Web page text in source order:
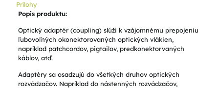
Prílohy
Popis produktu:
Optický adaptér (coupling) slúži k vzájomnému prepojeniu
ľubovoľných okonektorovaných optických vlákien,
napríklad patchcordov, pigtailov, predkonektorvaných
káblov, atď.
Adaptéry sa osadzujú do všetkých druhov optických
rozvádzačov. Napríklad do nástenných rozvádzačov,